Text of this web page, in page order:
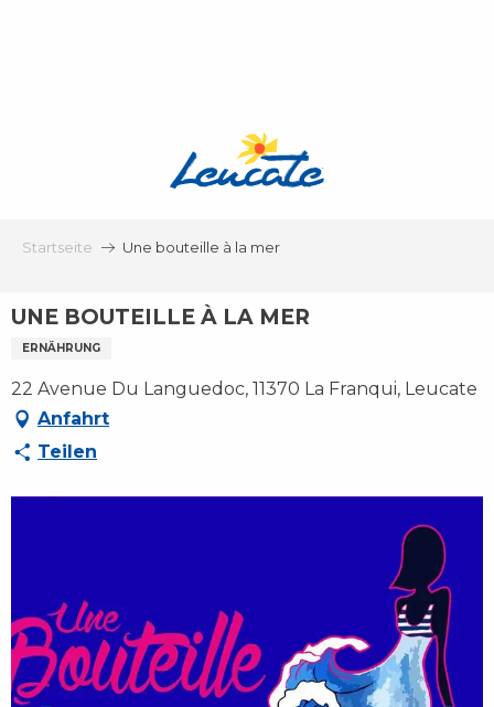
Startseite Une bouteille à la mer
UNE BOUTEILLE À LA MER
ERNÄHRUNG
22 Avenue Du Languedoc, 11370 La Franqui, Leucate
Anfahrt
Teilen